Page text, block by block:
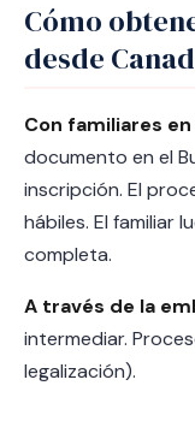
Cómo
desde
Con familiares en
documento en el
inscripción. El
hábiles. El familiar
completa.
A través de la
intermediar.
legalización).